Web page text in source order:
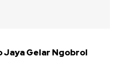
Jaya Gelar Ngobrol